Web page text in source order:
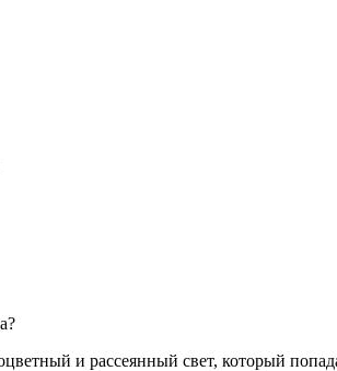
и рассеянный свет, который